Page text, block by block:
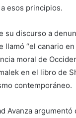
esos principios.
su discurso a
llamó “el canario
moral de
en el libro de
contemporáneo.
Avanza argumentó